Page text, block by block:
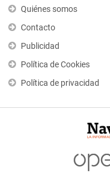
Quiénes somos
Contacto
Publicidad
Política de Cookies
Política de privacidad